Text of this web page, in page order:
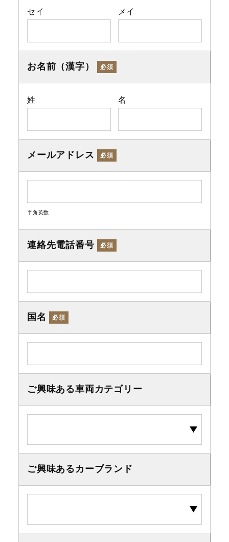
セイ メイ
お名前（漢字） 必須
姓 名
メールアドレス 必須
半角英数
連絡先電話番号 必須
国名 必須
ご興味ある車両カテゴリー
ご興味あるカーブランド